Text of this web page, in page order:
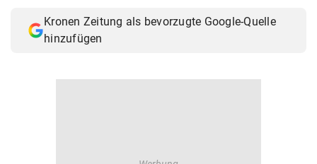
Kronen Zeitung als bevorzugte Google-Quelle
hinzufügen